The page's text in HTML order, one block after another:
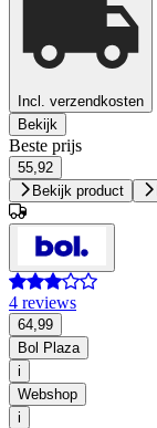
Incl. verzendkosten
Bekijk
Beste prijs
55,92
Bekijk product
4 reviews
64,99
Bol Plaza
i
Webshop
i